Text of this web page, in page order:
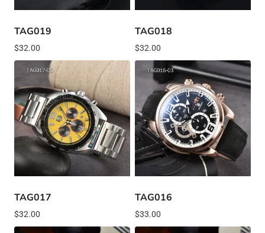
TAG019
$32.00
TAG018
$32.00
TAG017
$32.00
TAG016
$33.00